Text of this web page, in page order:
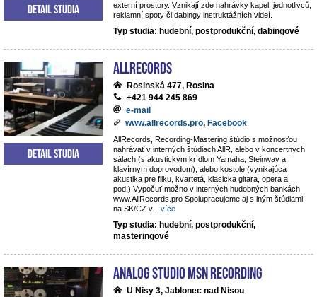
externí prostory. Vznikají zde nahrávky kapel, jednotlivců,
reklamní spoty či dabingy instruktážních videí.
Typ studia: hudební, postprodukční, dabingové
Detail studia
AllRecords
Rosinská 477, Rosina
+421 944 245 869
e-mail
www.allrecords.pro, Facebook
AllRecords, Recording-Mastering štúdio s možnosťou
nahrávať v interných štúdiach AllR, alebo v koncertných
sálach (s akustickým krídlom Yamaha, Steinway a
klavírnym doprovodom), alebo kostole (vynikajúca
akustika pre filku, kvartetá, klasicka gitara, opera a
pod.) Vypočuť možno v interných hudobných bankách
www.AllRecords.pro Spolupracujeme aj s iným štúdiami
na SK/CZ v... více
Typ studia: hudební, postprodukční,
masteringové
Detail studia
analog studio MSN recording
U Nisy 3, Jablonec nad Nisou